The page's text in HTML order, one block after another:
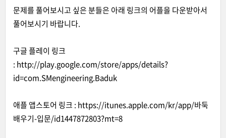
문제를 풀어보시고 싶은 분들은 아래 링크의 어플을 다운받아서
풀어보시기 바랍니다.
구글 플레이 링크
: http://play.google.com/store/apps/details?
id=com.SMengineering.Baduk
애플 앱스토어 링크 : https://itunes.apple.com/kr/app/바둑
배우기-입문/id1447872803?mt=8